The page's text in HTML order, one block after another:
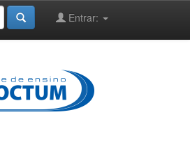
Entrar: